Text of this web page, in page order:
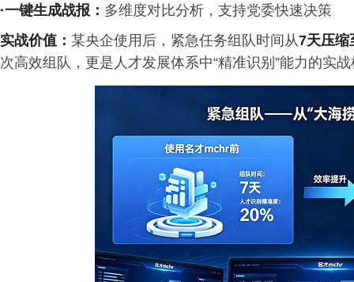
·一键生成战报 ： 多维度对比分析，支持党委快速决策
实战价值 ： 某央企使用后，紧急任务组队时间从7天压缩
次高效组队，更是人才发展体系中“精准识别”能力的实